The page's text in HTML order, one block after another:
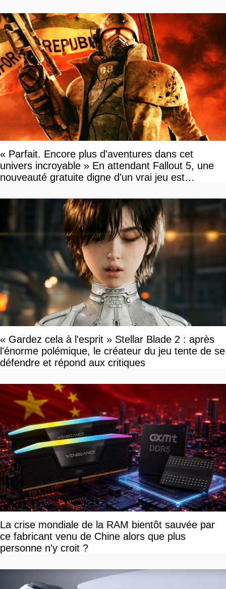
« Parfait. Encore plus d'aventures dans cet
univers incroyable » En attendant Fallout 5, une
nouveauté gratuite digne d'un vrai jeu est
« Gardez cela à l'esprit » Stellar Blade 2 : après
l'énorme polémique, le créateur du jeu tente de se
défendre et répond aux critiques
La crise mondiale de la RAM bientôt sauvée par
ce fabricant venu de Chine alors que plus
personne n'y croit ?